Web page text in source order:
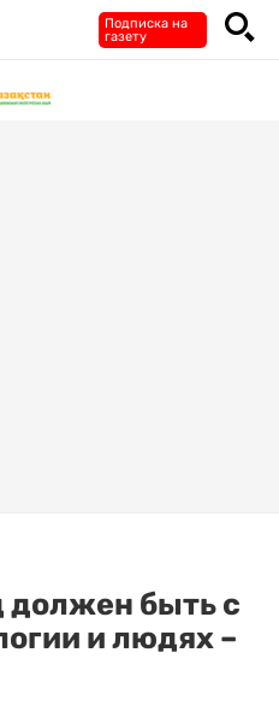
Подписка на
газету
должен быть с
и людях –